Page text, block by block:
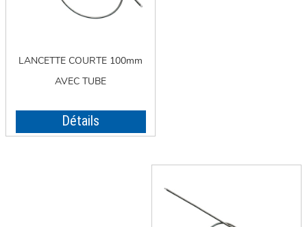
LANCETTE COURTE 100mm
AVEC TUBE
Détails